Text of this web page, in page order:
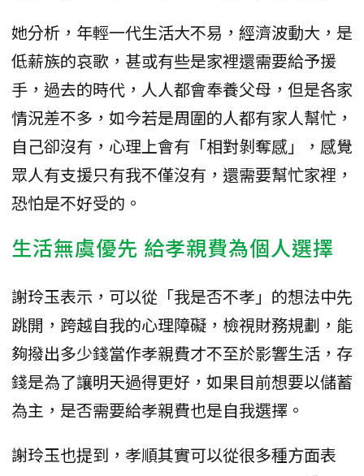
她分析，年輕一代生活大不易，經濟波動大，是
低薪族的哀歌，甚或有些是家裡還需要給予援
手，過去的時代，人人都會奉養父母，但是各家
情況差不多，如今若是周圍的人都有家人幫忙，
自己卻沒有，心理上會有「相對剝奪感」，感覺
眾人有支援只有我不僅沒有，還需要幫忙家裡，
恐怕是不好受的。
生活無虞優先 給孝親費為個人選擇
謝玲玉表示，可以從「我是否不孝」的想法中先
跳開，跨越自我的心理障礙，檢視財務規劃，能
夠撥出多少錢當作孝親費才不至於影響生活，存
錢是為了讓明天過得更好，如果目前想要以儲蓄
為主，是否需要給孝親費也是自我選擇。
謝玲玉也提到，孝順其實可以從很多種方面表